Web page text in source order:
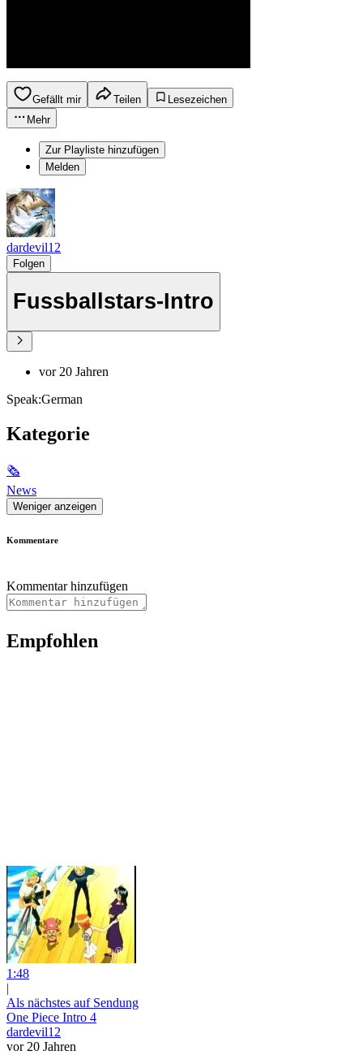
Gefällt mir Teilen
Lesezeichen
Mehr
Zur Playliste hinzufügen
Melden
dardevil12
Folgen
Fussballstars-Intro
vor 20 Jahren
Speak:German
Kategorie
🗞
News
Weniger anzeigen
Kommentare
Kommentar hinzufügen
Empfohlen
1:48
|
Als nächstes auf Sendung
One Piece Intro 4
dardevil12
vor 20 Jahren